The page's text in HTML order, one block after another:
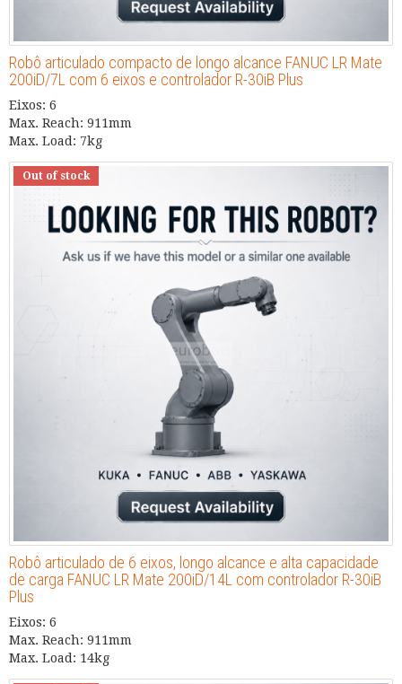
Robô articulado compacto de longo alcance FANUC LR Mate
200iD/7L com 6 eixos e controlador R-30iB Plus
Eixos: 6
Max. Reach: 911mm
Max. Load: 7kg
Out of stock
Robô articulado de 6 eixos, longo alcance e alta capacidade
de carga FANUC LR Mate 200iD/14L com controlador R-30iB
Plus
Eixos: 6
Max. Reach: 911mm
Max. Load: 14kg